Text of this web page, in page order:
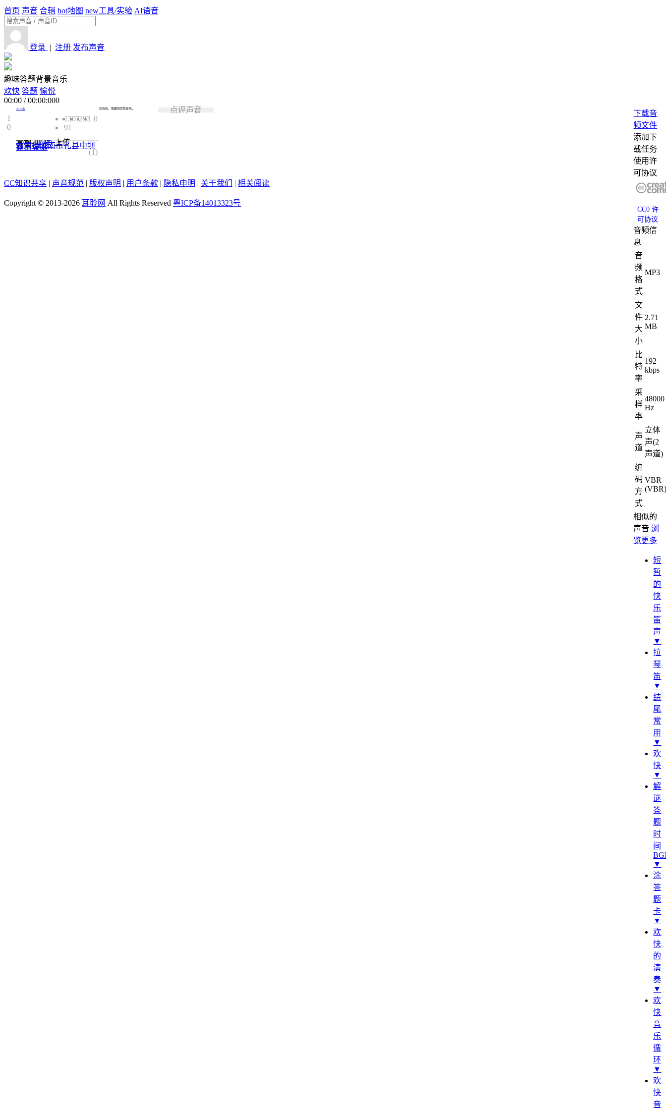
首页 声音 合辑 hot地图 new工具/实验 AI语音
登录 | 注册 发布声音
趣味答题背景音乐
欢快 答题 愉悦
00:00 /00:00:000
1
0
2018夅
1307283 0
91
2026-07-05上传
类型:生活
甘肃省陇南市礼县中坝
镇窑坡上 5.0
(1)
下载音
频文件
添加下
载任务
使用许
可协议
CC0 许
可协议
音频信
息
音
频
格
式
MP3
文
件
大
小
2.71
MB
比
特
率
192
kbps
采
样
率
48000
Hz
声
道
立体
声(2
声道)
编
码
方
式
VBR
相似的
声音 浏
览更多
短
暂
的
快
乐
笛
声
▼
拉
琴
笛
▼
结
尾
常
用
▼
欢
快
▼
解
谜
答
题
时
间
▼
涂
答
题
卡
▼
欢
快
的
演
奏
▼
欢
快
音
乐
循
环
▼
欢
快
音
欢快的、答题的背景音乐， 点评声音
CC知识共享 | 声音规范 | 版权声明 | 用户条款 | 隐私申明 | 关于我们 | 相关阅读
Copyright © 2013-2026 耳聆网 All Rights Reserved 粤ICP备14013323号